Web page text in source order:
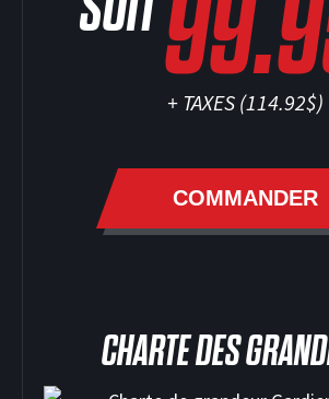
SOCCER
+ TAXES (114.92$)
COMMANDER
CHARTE DES